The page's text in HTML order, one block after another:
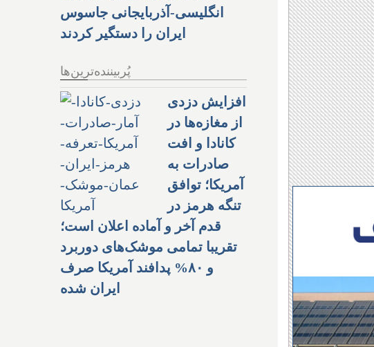
انگلیسی-آذربایجانی جاسوس
ایران را دستگیر کردند
پُربیننده‌ترین‌ها
افزایش دزدی
از مغازه‌ها در
کانادا و افت
صادرات به
آمریکا؛ توافق
تنگه هرمز در
قدم آخر و آماده اعلان است؛
تقریبا تمامی موشک‌های دوربرد
و ۸۰% پدافند آمریکا صرف
ایران شده